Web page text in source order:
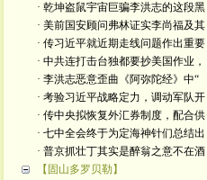
· 乾坤盗鼠宇宙巨骗李洪志的这段黑
· 美前国安顾问弗林证实李尚福及其
· 传习近平就近期走线问题作出重要
· 中共连打击台独都要抄美国作业，
· 李洪志恶意歪曲《阿弥陀经》中“
· 考验习近平战略定力，调动军队开
· 传中央拟恢复外汇券制度，配合供
· 七中全会终于为定海神针们总结出
· 普京抓壮丁其实是醉翁之意不在酒
【固山多罗贝勒】